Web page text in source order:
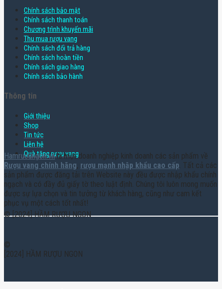
Chính sách bảo mật
Chính sách thanh toán
Chương trình khuyến mãi
Thu mua rượu vang
Chính sách đổi trả hàng
Chính sách hoàn tiền
Chính sách giao hàng
Chính sách bảo hành
Thông tin
Giới thiệu
Shop
Tin tức
Liên hệ
Quà tặng rượu vang
Hamruoungon.vnlà một doanh nghiệp kinh doanh các sản phẩm về
Rượu vang chính hãng, rượu mạnh nhập khẩu cao cấp. Tất cả các
sản phẩm được đăng tải trên Website này đều được nhập khẩu chính
ngạch và có đầy đủ giấy tờ theo luật định. Chúng tôi luôn mong muốn
được sự lựa chọn và tin tưởng từ khách hàng, cũng như cam kết
phục vụ một cách tốt nhất!
© [2024] HẦM RƯỢU NGON
©
[2024] HẦM RƯỢU NGON